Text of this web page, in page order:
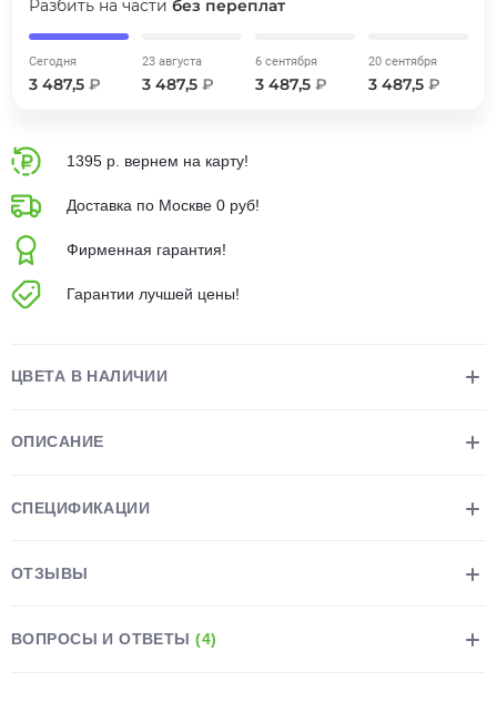
Разбить на части без переплат
Сегодня
3 487,5 ₽
23 августа
3 487,5 ₽
6 сентября
3 487,5 ₽
20 сентября
3 487,5 ₽
1395 р. вернем на карту!
Доставка по Москве 0 руб!
Фирменная гарантия!
Гарантии лучшей цены!
ЦВЕТА В НАЛИЧИИ
ОПИСАНИЕ
СПЕЦИФИКАЦИИ
ОТЗЫВЫ
ВОПРОСЫ И ОТВЕТЫ(4)